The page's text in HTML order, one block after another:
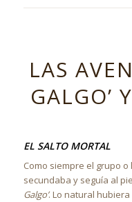
LAS
GALGO’
EL SALTO MORTAL
Como siempre el grupo
secundaba y seguía al
Galgo’. Lo natural